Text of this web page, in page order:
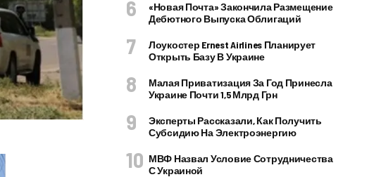
«Новая Почта» Закончила Размещение
Дебютного Выпуска Облигаций
Лоукостер Ernest Airlines Планирует
Открыть Базу В Украине
Малая Приватизация За Год Принесла
Украине Почти 1,5 Млрд Грн
Эксперты Рассказали, Как Получить
Субсидию На Электроэнергию
МВФ Назвал Условие Сотрудничества
С Украиной